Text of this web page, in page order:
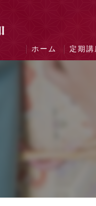
ホーム 定期講